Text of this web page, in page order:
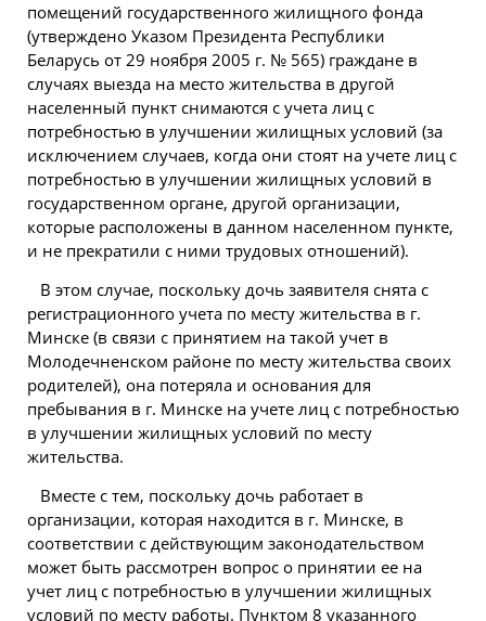
помещений государственного жилищного фонда
(утверждено Указом Президента Республики
Беларусь от 29 ноября 2005 г. № 565) граждане в
случаях выезда на место жительства в другой
населенный пункт снимаются с учета лиц с
потребностью в улучшении жилищных условий (за
исключением случаев, когда они стоят на учете лиц с
потребностью в улучшении жилищных условий в
государственном органе, другой организации,
которые расположены в данном населенном пункте,
и не прекратили с ними трудовых отношений).
В этом случае, поскольку дочь заявителя снята с
регистрационного учета по месту жительства в г.
Минске (в связи с принятием на такой учет в
Молодечненском районе по месту жительства своих
родителей), она потеряла и основания для
пребывания в г. Минске на учете лиц с потребностью
в улучшении жилищных условий по месту
жительства.
Вместе с тем, поскольку дочь работает в
организации, которая находится в г. Минске, в
соответствии с действующим законодательством
может быть рассмотрен вопрос о принятии ее на
учет лиц с потребностью в улучшении жилищных
условий по месту работы. Пунктом 8 указанного